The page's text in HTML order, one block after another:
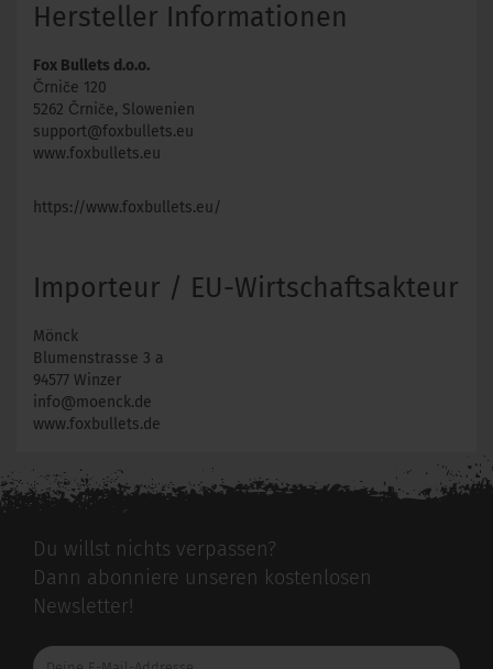
Hersteller Informationen
Fox Bullets d.o.o.
Črniče 120
5262 Črniče, Slowenien
support@foxbullets.eu
www.foxbullets.eu
https://www.foxbullets.eu/
Importeur / EU-Wirtschaftsakteur
Mönck
Blumenstrasse 3 a
94577 Winzer
info@moenck.de
www.foxbullets.de
Du willst nichts verpassen?
Dann abonniere unseren kostenlosen
Newsletter!
Deine